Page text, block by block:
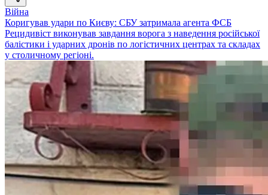
Війна
Коригував удари по Києву: СБУ затримала агента ФСБ
Рецидивіст виконував завдання ворога з наведення російської
балістики і ударних дронів по логістичних центрах та складах
у столичному регіоні.